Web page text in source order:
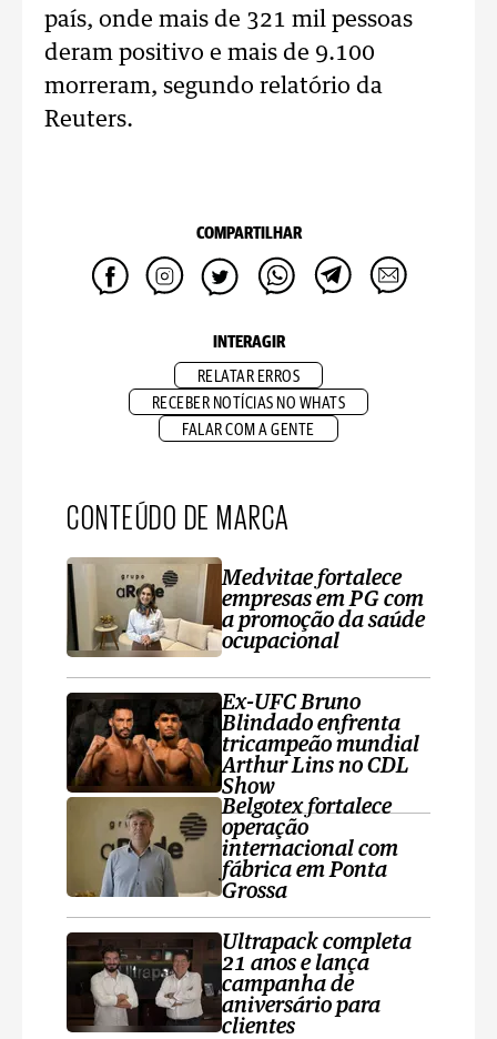
país, onde mais de 321 mil pessoas
deram positivo e mais de 9.100
morreram, segundo relatório da
Reuters.
COMPARTILHAR
INTERAGIR
RELATAR ERROS
RECEBER NOTÍCIAS NO WHATS
FALAR COM A GENTE
CONTEÚDO DE MARCA
Medvitae fortalece
empresas em PG com
a promoção da saúde
ocupacional
Ex-UFC Bruno
Blindado enfrenta
tricampeão mundial
Arthur Lins no CDL
Show
Belgotex fortalece
operação
internacional com
fábrica em Ponta
Grossa
Ultrapack completa
21 anos e lança
campanha de
aniversário para
clientes